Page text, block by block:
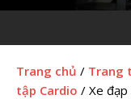
Trang chủ / Trang
tập Cardio / Xe